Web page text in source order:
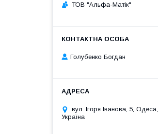
ТОВ "Альфа-Матік"
Голубенко Богдан
вул. Ігоря Іванова, 5, Одеса,
Україна